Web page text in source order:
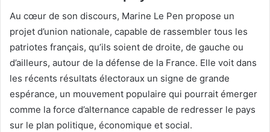
Au cœur de son discours, Marine Le Pen propose un
projet d’union nationale, capable de rassembler tous les
patriotes français, qu’ils soient de droite, de gauche ou
d’ailleurs, autour de la défense de la France. Elle voit dans
les récents résultats électoraux un signe de grande
espérance, un mouvement populaire qui pourrait émerger
comme la force d’alternance capable de redresser le pays
sur le plan politique, économique et social.